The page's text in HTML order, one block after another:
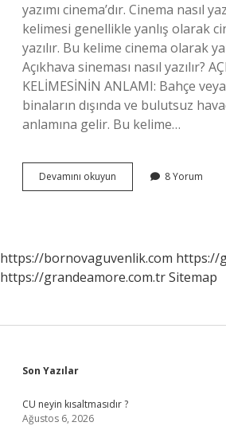
yazımı cinema’dır. Cinema nasıl
kelimesi genellikle yanlış olarak
yazılır. Bu kelime cinema olarak
Açıkhava sineması nasıl yazılır?
KELİMESİNİN ANLAMI: Bahçe
binaların dışında ve bulutsuz
anlamına gelir. Bu kelime…
Devamını okuyun Acikhava
Sinemasi
8 Yorum
https://bornovaguvenlik.com https://
https://grandeamore.com.trSitemap
Sidebar
Son Yazılar
CU neyin kısaltmasıdır ?
Ağustos 6, 2026